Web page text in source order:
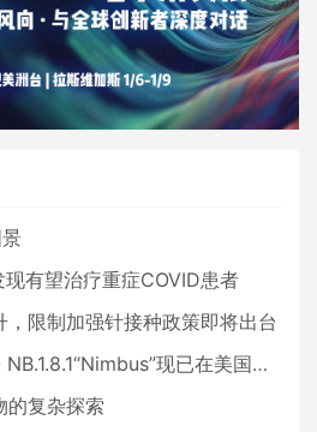
有望治疗重症COVID患者
，限制加强针接种政策即将出台
现已在美国占据主导地位
的复杂探索